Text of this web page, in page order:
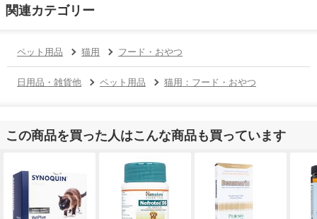
関連カテゴリー
ペット用品 猫用 フード・おやつ
日用品・雑貨他 ペット用品 猫用：フード・おやつ
この商品を買った人はこんな商品も買っています